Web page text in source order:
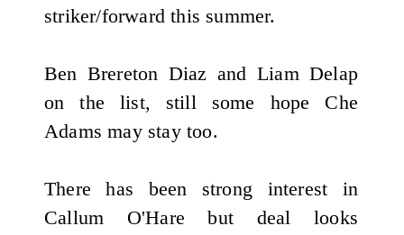
striker/forward this summer.
Ben Brereton Diaz and Liam Delap
on the list, still some hope Che
Adams may stay too.
There has been strong interest in
Callum O'Hare but deal looks